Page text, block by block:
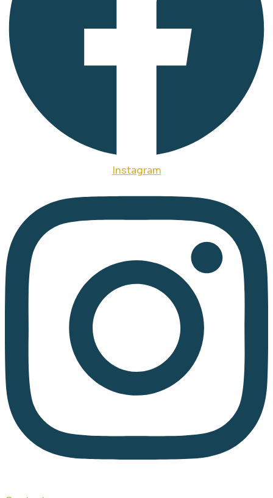
Instagram